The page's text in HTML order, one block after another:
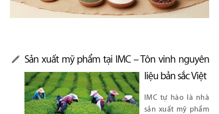
Sản xuất mỹ phẩm tại IMC – Tôn vinh nguyên
liệu bản sắc Việt
IMC tự hào là nhà
sản xuất mỹ phẩm